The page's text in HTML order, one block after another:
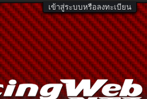
เข้าสู่ระบบหรือลงทะเบียน